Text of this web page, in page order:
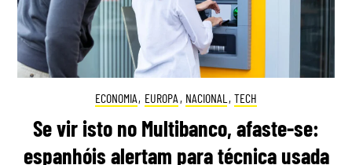
ECONOMIA, EUROPA , NACIONAL , TECH
Se vir isto no Multibanco, afaste-se:
espanhóis alertam para técnica usada